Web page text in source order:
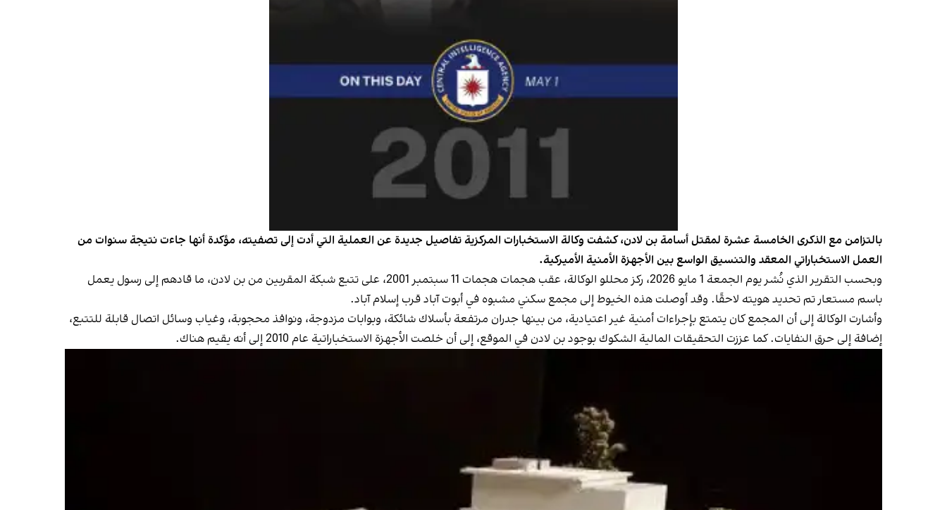
بالتزامن مع الذكرى الخامسة عشرة لمقتل أسامة بن لادن، كشفت وكالة الاستخبارات المركزية تفاصيل جديدة عن العملية التي أدت إلى تصفيته، مؤكدة أنها جاءت نتيجة سنوات من
العمل الاستخباراتي المعقد والتنسيق الواسع بين الأجهزة الأمنية الأميركية.
وبحسب التقرير الذي نُشر يوم الجمعة 1 مايو 2026، ركز محللو الوكالة، عقب هجمات هجمات 11 سبتمبر 2001، على تتبع شبكة المقربين من بن لادن، ما قادهم إلى رسول يعمل
باسم مستعار تم تحديد هويته لاحقًا. وقد أوصلت هذه الخيوط إلى مجمع سكني مشبوه في أبوت آباد قرب إسلام آباد.
وأشارت الوكالة إلى أن المجمع كان يتمتع بإجراءات أمنية غير اعتيادية، من بينها جدران مرتفعة بأسلاك شائكة، وبوابات مزدوجة، ونوافذ محجوبة، وغياب وسائل اتصال قابلة للتتبع،
إضافة إلى حرق النفايات. كما عززت التحقيقات المالية الشكوك بوجود بن لادن في الموقع، إلى أن خلصت الأجهزة الاستخباراتية عام 2010 إلى أنه يقيم هناك.